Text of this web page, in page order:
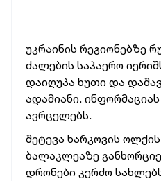
უკრაინის რეგიონებზე
ძალების საჰაერო
დაიღუპა ხუთი და
ადამიანი. ინფორმაციას
ავრცელებს.
შეტევა ხარკოვის
ბალაკლეაზე
დრონები კერძო